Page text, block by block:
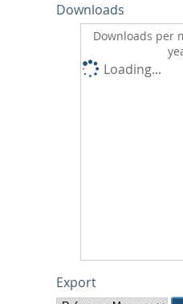
Downloads
Downloads per
Loading...
Export